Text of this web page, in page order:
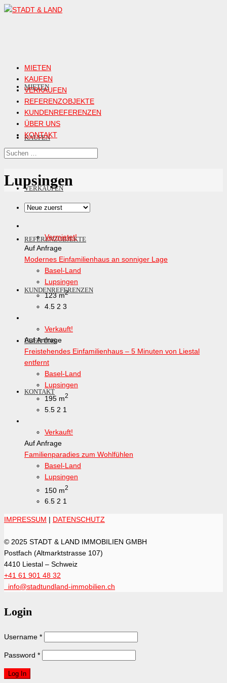
MIETEN
KAUFEN
VERKAUFEN
REFERENZOBJEKTE
KUNDENREFERENZEN
ÜBER UNS
KONTAKT
MIETEN
KAUFEN
VERKAUFEN
REFERENZOBJEKTE
KUNDENREFERENZEN
ÜBER UNS
KONTAKT
Lupsingen
Vermietet!
Auf Anfrage
Modernes Einfamilienhaus an sonniger Lage
Basel-Land
Lupsingen
123 m2
4.5 2 3
Verkauft!
Auf Anfrage
Freistehendes Einfamilienhaus – 5 Minuten von Liestal
entfernt
Basel-Land
Lupsingen
195 m2
5.5 2 1
Verkauft!
Auf Anfrage
Familienparadies zum Wohlfühlen
Basel-Land
Lupsingen
150 m2
6.5 2 1
IMPRESSUM | DATENSCHUTZ
© 2025 STADT & LAND IMMOBILIEN GMBH
Postfach (Altmarktstrasse 107)
4410 Liestal – Schweiz
+41 61 901 48 32
info@stadtundland-immobilien.ch
Login
Username *
Password *